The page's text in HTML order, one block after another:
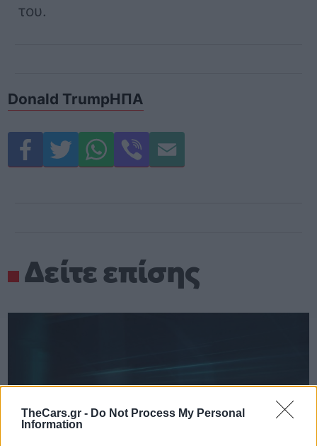
TheCars.gr - Do Not Process My Personal
Information
του.
Donald TrumpΗΠΑ
Δείτε επίσης